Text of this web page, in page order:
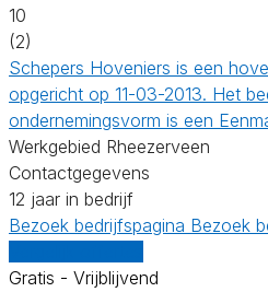
10
(2)
Schepers Hoveniers is een
opgericht op 11-03-2013. Het
ondernemingsvorm is een
Werkgebied Rheezerveen
Contactgegevens
12 jaar in bedrijf
Bezoek bedrijfspagina Bezoek
Gratis - Vrijblijvend